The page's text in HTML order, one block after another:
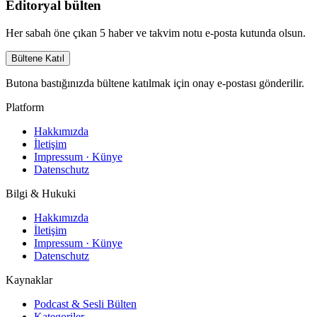
Editoryal bülten
Her sabah öne çıkan 5 haber ve takvim notu e-posta kutunda olsun.
Bültene Katıl
Butona bastığınızda bültene katılmak için onay e-postası gönderilir.
Platform
Hakkımızda
İletişim
Impressum · Künye
Datenschutz
Bilgi & Hukuki
Hakkımızda
İletişim
Impressum · Künye
Datenschutz
Kaynaklar
Podcast & Sesli Bülten